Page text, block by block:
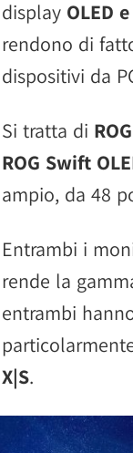
display OLED
rendono di
dispositivi da
Si tratta di
ROG Swift
ampio, da 48
Entrambi i
rende la
entrambi
X|S.